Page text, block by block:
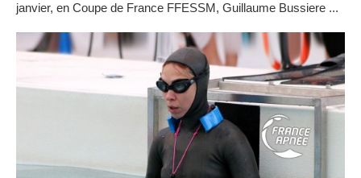
janvier, en Coupe de France FFESSM, Guillaume Bussiere ...